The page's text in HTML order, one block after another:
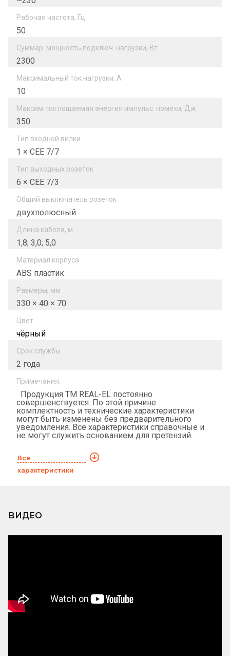
Рабочая частота, Гц
50
Суммар. мощность подключ. нагрузки, Вт
2300
Максимальный ток нагрузки, А
10
Максим. поглощаемая энергия импульс. помехи, Дж
350
Тип входной вилки
1 × CEE 7/7
Тип выходных розеток
6 × CEE 7/3
Общий выключатель розеток
двухполюсный
Длина кабеля, м
1,8; 3,0; 5,0
Материал корпуса
ABS пластик
Размеры, мм
330 × 40 × 70
Цвет
чёрный
Срок службы
2 года
Примечания:
Продукция ТМ REAL-EL постоянно
совершенствуется. По этой причине
комплектность и технические характеристики
могут быть изменены без предварительного
уведомления. Все характеристики справочные и
не могут служить основанием для претензий.
Все
характеристики
ВИДЕО